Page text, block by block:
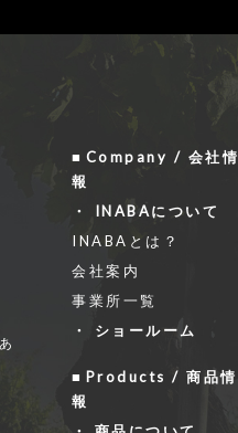
Company / 会社情
報
INABAについて
INABAとは？
会社案内
事業所一覧
ショールーム
Products / 商品情
報